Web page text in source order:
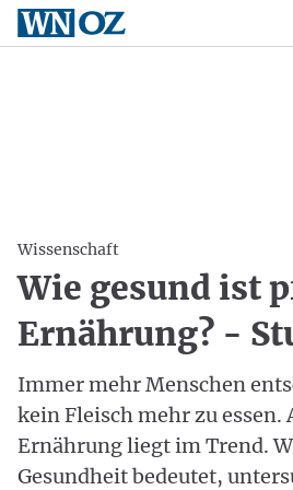
Wissenschaft
Wie gesund ist
Ernährung? -
Immer mehr Menschen
kein Fleisch mehr zu essen.
Ernährung liegt im Trend.
Gesundheit bedeutet,